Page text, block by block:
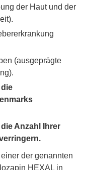
der Haut und der
(ausgeprägte
Anzahl Ihrer
der genannten
HEXAL in